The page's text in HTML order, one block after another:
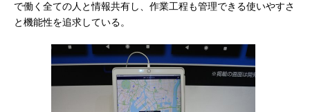
で働く全ての人と情報共有し、作業工程も管理できる使いやすさ
と機能性を追求している。